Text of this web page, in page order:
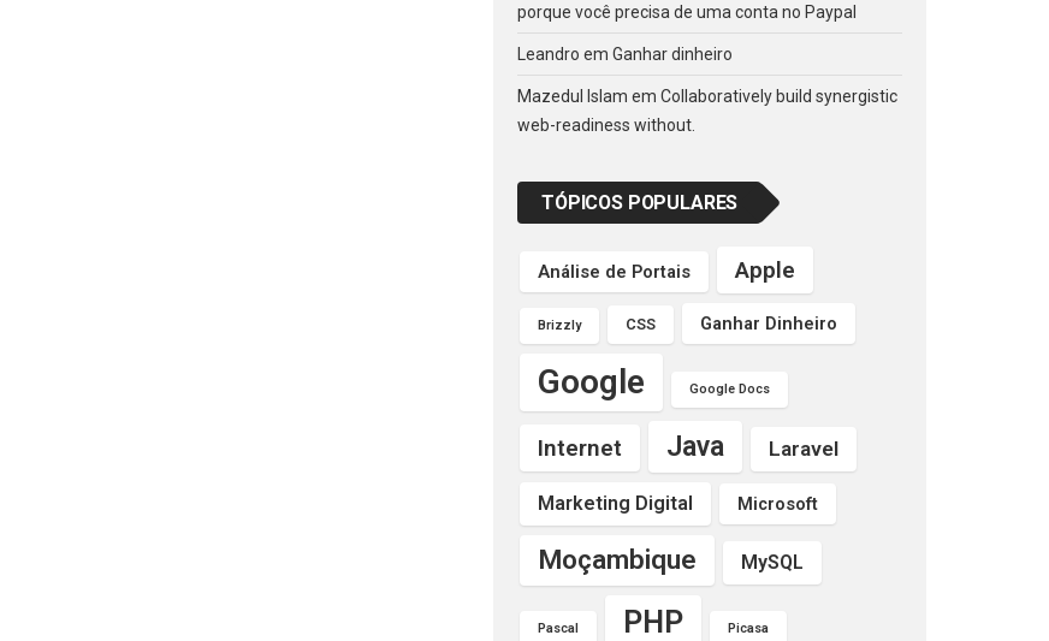
porque você precisa de uma conta no Paypal
Leandro em Ganhar dinheiro
Mazedul Islam em Collaboratively build synergistic
web-readiness without.
TÓPICOS POPULARES
Análise de Portais Apple
Brizzly CSS Ganhar Dinheiro
Google Google Docs
Internet Java Laravel
Marketing Digital Microsoft
Moçambique MySQL
Pascal PHP Picasa